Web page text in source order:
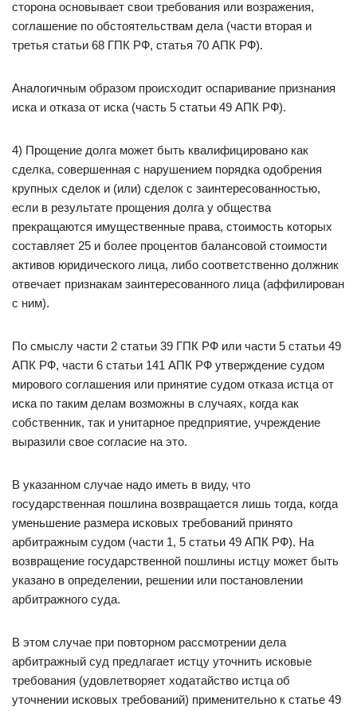
сторона основывает свои требования или возражения,
соглашение по обстоятельствам дела (части вторая и
третья статьи 68 ГПК РФ, статья 70 АПК РФ).
Аналогичным образом происходит оспаривание признания
иска и отказа от иска (часть 5 статьи 49 АПК РФ).
4) Прощение долга может быть квалифицировано как
сделка, совершенная с нарушением порядка одобрения
крупных сделок и (или) сделок с заинтересованностью,
если в результате прощения долга у общества
прекращаются имущественные права, стоимость которых
составляет 25 и более процентов балансовой стоимости
активов юридического лица, либо соответственно должник
отвечает признакам заинтересованного лица (аффилирован
с ним).
По смыслу части 2 статьи 39 ГПК РФ или части 5 статьи 49
АПК РФ, части 6 статьи 141 АПК РФ утверждение судом
мирового соглашения или принятие судом отказа истца от
иска по таким делам возможны в случаях, когда как
собственник, так и унитарное предприятие, учреждение
выразили свое согласие на это.
В указанном случае надо иметь в виду, что
государственная пошлина возвращается лишь тогда, когда
уменьшение размера исковых требований принято
арбитражным судом (части 1, 5 статьи 49 АПК РФ). На
возвращение государственной пошлины истцу может быть
указано в определении, решении или постановлении
арбитражного суда.
В этом случае при повторном рассмотрении дела
арбитражный суд предлагает истцу уточнить исковые
требования (удовлетворяет ходатайство истца об
уточнении исковых требований) применительно к статье 49